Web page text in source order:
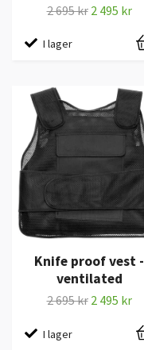
2 695 kr 2 495 kr
I lager
Knife proof vest -
ventilated
2 695 kr 2 495 kr
I lager